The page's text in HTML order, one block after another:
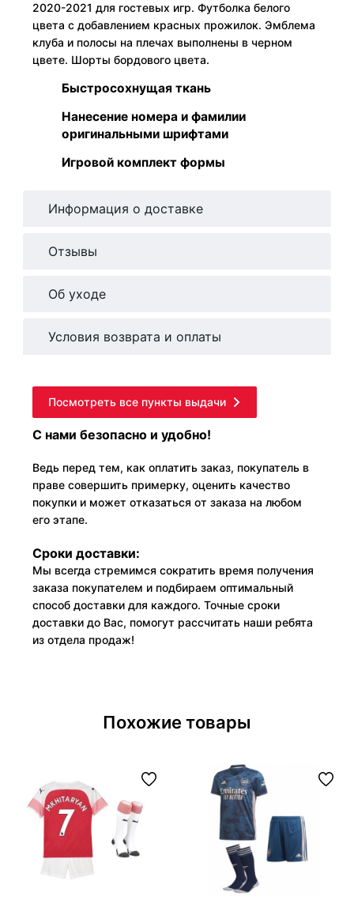
2020-2021 для гостевых игр. Футболка белого
цвета с добавлением красных прожилок. Эмблема
клуба и полосы на плечах выполнены в черном
цвете. Шорты бордового цвета.
Быстросохнущая ткань
Нанесение номера и фамилии
оригинальными шрифтами
Игровой комплект формы
Информация о доставке
Отзывы
Об уходе
Условия возврата и оплаты
Посмотреть все пункты выдачи
С нами безопасно и удобно!
Ведь перед тем, как оплатить заказ, покупатель в
праве совершить примерку, оценить качество
покупки и может отказаться от заказа на любом
его этапе.
Сроки доставки:
Мы всегда стремимся сократить время получения
заказа покупателем и подбираем оптимальный
способ доставки для каждого. Точные сроки
доставки до Вас, помогут рассчитать наши ребята
из отдела продаж!
Похожие товары